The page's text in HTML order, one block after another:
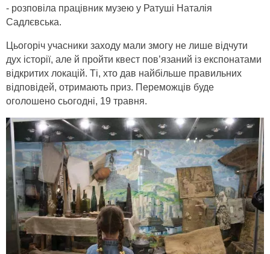
- розповіла працівник музею у Ратуші Наталія
Садлєвська.
Цьогоріч учасники заходу мали змогу не лише відчути
дух історії, але й пройти квест пов’язаний із експонатами
відкритих локацій. Ті, хто дав найбільше правильних
відповідей, отримають приз. Переможців буде
оголошено сьогодні, 19 травня.